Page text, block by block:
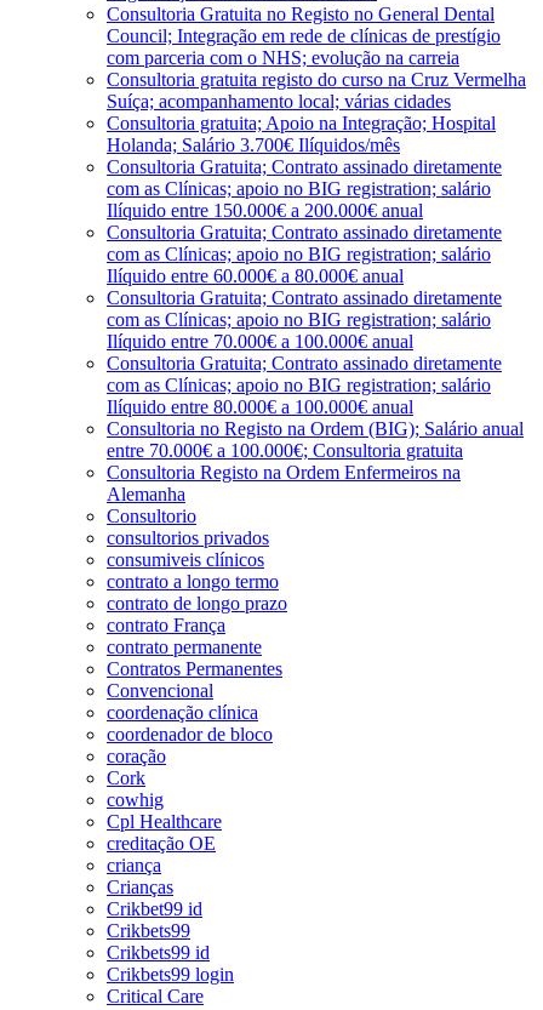
Consultoria Gratuita no Registo no General Dental
Council; Integração em rede de clínicas de prestígio
com parceria com o NHS; evolução na carreia
Consultoria gratuita registo do curso na Cruz Vermelha
Suíça; acompanhamento local; várias cidades
Consultoria gratuita; Apoio na Integração; Hospital
Holanda; Salário 3.700€ Ilíquidos/mês
Consultoria Gratuita; Contrato assinado diretamente
com as Clínicas; apoio no BIG registration; salário
Ilíquido entre 150.000€ a 200.000€ anual
Consultoria Gratuita; Contrato assinado diretamente
com as Clínicas; apoio no BIG registration; salário
Ilíquido entre 60.000€ a 80.000€ anual
Consultoria Gratuita; Contrato assinado diretamente
com as Clínicas; apoio no BIG registration; salário
Ilíquido entre 70.000€ a 100.000€ anual
Consultoria Gratuita; Contrato assinado diretamente
com as Clínicas; apoio no BIG registration; salário
Ilíquido entre 80.000€ a 100.000€ anual
Consultoria no Registo na Ordem (BIG); Salário anual
entre 70.000€ a 100.000€; Consultoria gratuita
Consultoria Registo na Ordem Enfermeiros na
Alemanha
Consultorio
consultorios privados
consumiveis clínicos
contrato a longo termo
contrato de longo prazo
contrato França
contrato permanente
Contratos Permanentes
Convencional
coordenação clínica
coordenador de bloco
coração
Cork
cowhig
Cpl Healthcare
creditação OE
criança
Crianças
Crikbet99 id
Crikbets99
Crikbets99 id
Crikbets99 login
Critical Care